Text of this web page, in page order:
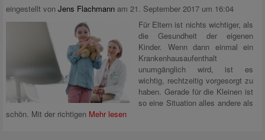
eingestellt von Jens Flachmann am 21. September 2017 um 16:04
Für Eltern ist nichts wichtiger, als
die Gesundheit der eigenen
Kinder. Wenn dann einmal ein
Krankenhausaufenthalt
unumgänglich wird, ist es
wichtig, rechtzeitig vorgesorgt zu
haben. Gerade für die Kleinen ist
so eine Situation alles andere als
schön. Mit der richtigen Mehr lesen